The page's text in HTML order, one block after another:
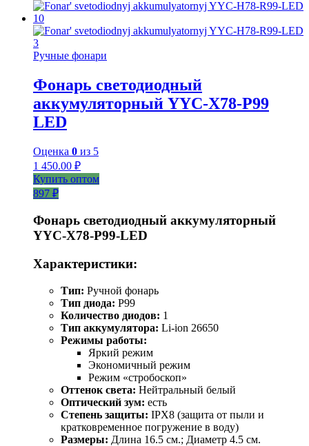
Ручные фонари
Фонарь светодиодный
аккумуляторный YYC-X78-P99
LED
Оценка 0 из 5
1 450.00 ₽
Купить оптом
897 ₽
Фонарь светодиодный аккумуляторный
YYC-Х78-Р99-LED
Характеристики:
Тип: Ручной фонарь
Тип диода: P99
Количество диодов: 1
Тип аккумулятора: Li-ion 26650
Режимы работы:
Яркий режим
Экономичный режим
Режим «стробоскоп»
Оттенок света: Нейтральный белый
Оптический зум: есть
Степень защиты: IPX8 (защита от пыли и
кратковременное погружение в воду)
Размеры: Длина 16.5 см.; Диаметр 4.5 см.